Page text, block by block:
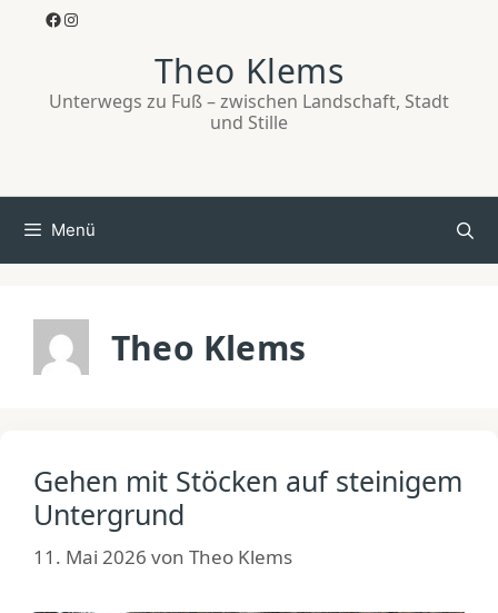
Facebook
Instagram
Theo Klems
Unterwegs zu Fuß – zwischen Landschaft, Stadt
und Stille
Menü
Theo Klems
Gehen mit Stöcken auf steinigem
Untergrund
11. Mai 2026 von Theo Klems